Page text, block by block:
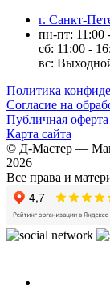
г. Санкт-
пн-пт: 11:00
сб: 11:00 -
вс:
Политика
Согласие на
Публичная оферта
Карта сайта
© Д-Мастер —
2026
Все права и